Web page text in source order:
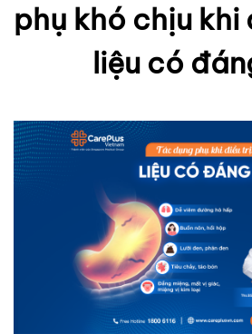
phụ khó chịu khi
liệu có